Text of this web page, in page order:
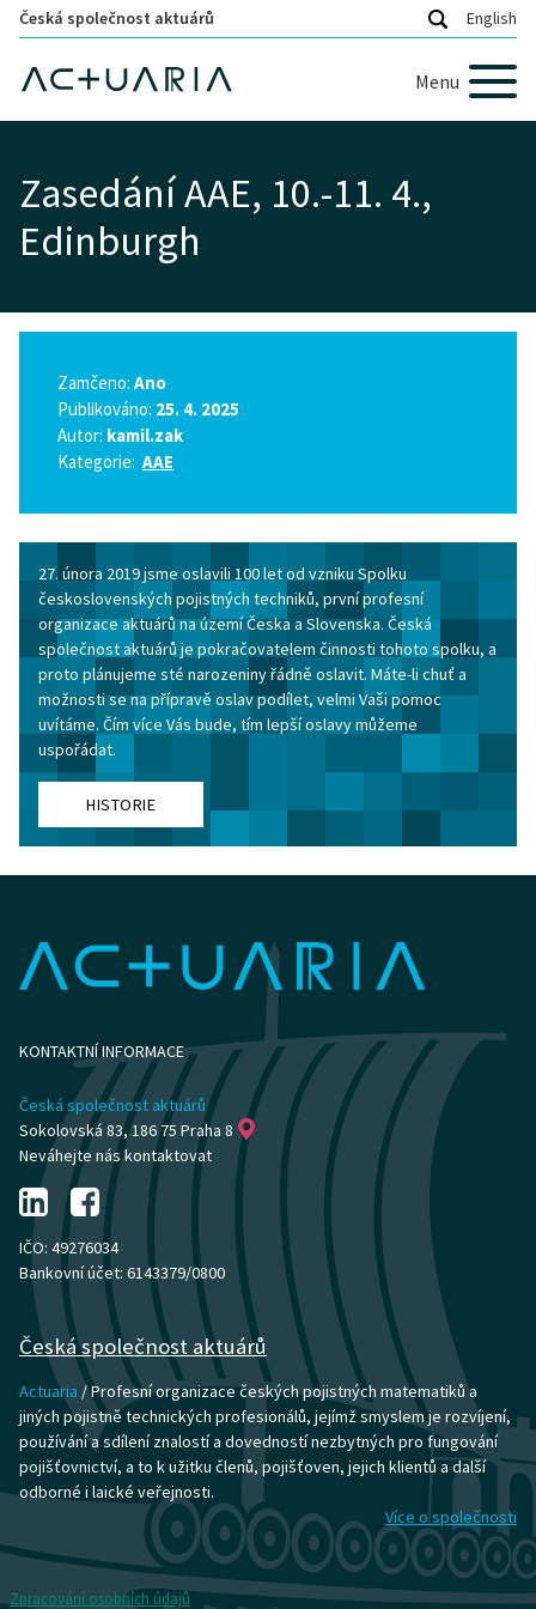
Česká společnost aktuárů English
Menu
Zasedání AAE, 10.-11. 4.,
Edinburgh
Zamčeno: Ano
Publikováno: 25. 4. 2025
Autor: kamil.zak
Kategorie: AAE
27. února 2019 jsme oslavili 100 let od vzniku Spolku
československých pojistných techniků, první profesní
organizace aktuárů na území Česka a Slovenska. Česká
společnost aktuárů je pokračovatelem činnosti tohoto spolku, a
proto plánujeme sté narozeniny řádně oslavit. Máte-li chuť a
možnosti se na přípravě oslav podílet, velmi Vaši pomoc
uvítáme. Čím více Vás bude, tím lepší oslavy můžeme
uspořádat.
HISTORIE
KONTAKTNÍ INFORMACE
Česká společnost aktuárů
Sokolovská 83, 186 75 Praha 8
Neváhejte nás kontaktovat
IČO: 49276034
Bankovní účet: 6143379/0800
Česká společnost aktuárů
Actuaria / Profesní organizace českých pojistných matematiků a
jiných pojistně technických profesionálů, jejímž smyslem je rozvíjení,
používání a sdílení znalostí a dovedností nezbytných pro fungování
pojišťovnictví, a to k užitku členů, pojišťoven, jejich klientů a další
odborné i laické veřejnosti.
Více o společnosti
Zpracování osobních údajů